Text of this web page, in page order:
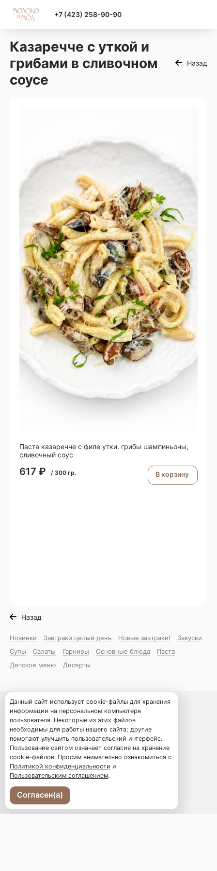
+7 (423) 258-90-90
Казаречче с уткой и
грибами в сливочном
соусе
Назад
Паста казаречче с филе утки, грибы шампиньоны,
сливочный соус
617 ₽ / 300 гр. В корзину
Назад
Новинки Завтраки целый день Новые завтраки!
Закуски
Супы
Салаты Гарниры Основные блюда
Паста
Детское меню
Десерты
Владивосток, ул. Суханова, 6а
Меню
Новости
Доставка и оплата
О нас
Оставить отзыв
Ваш праздник
Программа лояльности
Данный сайт использует cookie-файлы для хранения
информации на персональном компьютере
пользователя. Некоторые из этих файлов
необходимы для работы нашего сайта; другие
помогают улучшить пользовательский интерфейс.
Пользование сайтом означает согласие на хранение
cookie-файлов. Просим внимательно ознакомиться с
Политикой конфиденциальности и
Пользовательским соглашением.
Согласен(а)